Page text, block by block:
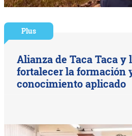
Plus
Alianza de Taca Taca y
fortalecer la formación
conocimiento aplicado